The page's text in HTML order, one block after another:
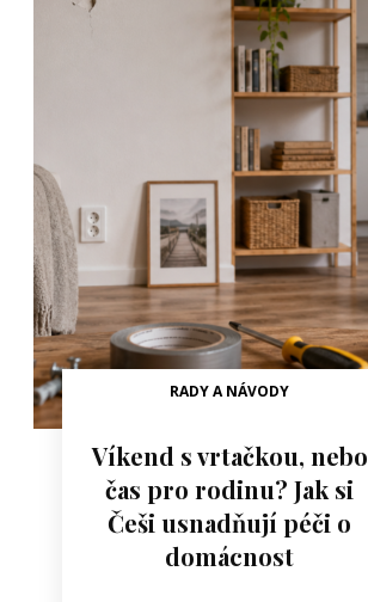
RADY A NÁVODY
Víkend s vrtačkou, nebo
čas pro rodinu? Jak si
Češi usnadňují péči o
domácnost